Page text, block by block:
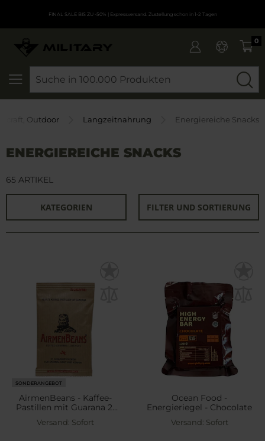
FINAL SALE BIS ZU -50% | Expressversand. Zustellung schon in 1-2 Tagen
0
Outdoor Langzeitnahrung Energiereiche Snacks
ENERGIEREICHE SNACKS
KATEGORIEN FILTER UND SORTIERUNG
65 ARTIKEL
SONDERANGEBOT
AirmenBeans - Kaffee-
Pastillen mit Guarana 21
Versand: Sofort
Ocean Food -
Energieriegel - Chocolate
Versand: Sofort